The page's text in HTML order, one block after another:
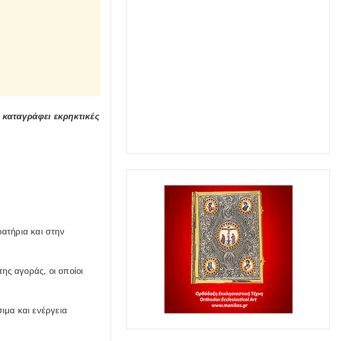
εκρηκτικές
και στην
αγοράς, οι οποίοι
και ενέργεια